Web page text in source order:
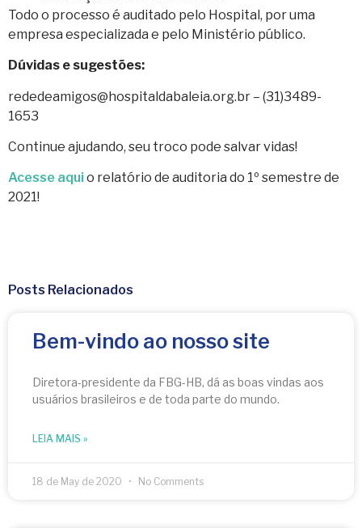
Todo o processo é auditado pelo Hospital, por uma
empresa especializada e pelo Ministério público.
Dúvidas e sugestões:
rededeamigos@hospitaldabaleia.org.br – (31)3489-
1653
Continue ajudando, seu troco pode salvar vidas!
Acesse aqui o relatório de auditoria do 1º semestre de
2021!
Posts Relacionados
Bem-vindo ao nosso site
Diretora-presidente da FBG-HB, dá as boas vindas aos
usuários brasileiros e de toda parte do mundo.
LEIA MAIS »
18 de May de 2020 No Comments